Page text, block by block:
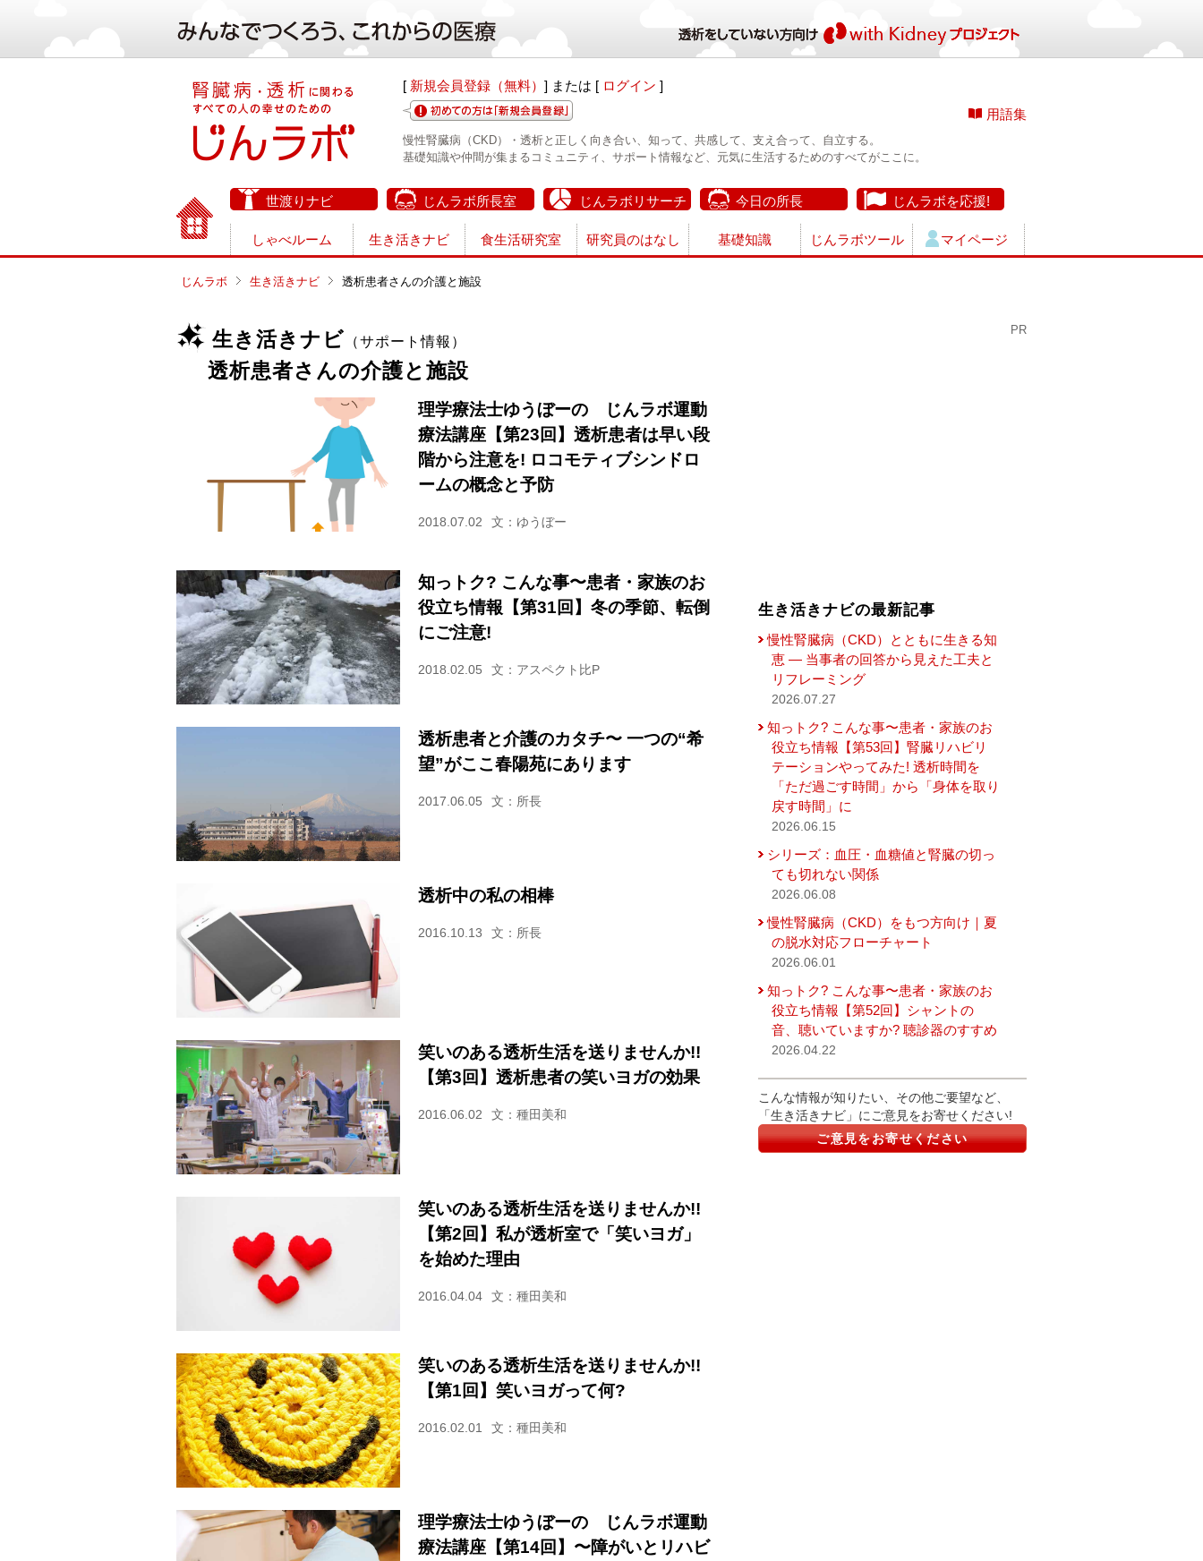
[ 新規会員登録（無料） ] または [ ログイン ]
用語集
慢性腎臓病（CKD）・透析と正しく向き合い、知って、共感して、支え合って、自立する。
基礎知識や仲間が集まるコミュニティ、サポート情報など、元気に生活するためのすべてがここに。
世渡りナビ じんラボ所長室 じんラボリサーチ 今日の所長 じんラボを応援!
しゃべルーム 生き活きナビ 食生活研究室 研究員のはなし 基礎知識 じんラボツール マイページ
じんラボ 生き活きナビ 透析患者さんの介護と施設
生き活きナビ （サポート情報）
透析患者さんの介護と施設
理学療法士ゆうぼーの じんラボ運動
療法講座【第23回】透析患者は早い段
階から注意を! ロコモティブシンドロ
ームの概念と予防
2018.07.02 文：ゆうぼー
知っトク? こんな事〜患者・家族のお
役立ち情報【第31回】冬の季節、転倒
にご注意!
2018.02.05 文：アスペクト比P
透析患者と介護のカタチ〜 一つの“希
望”がここ春陽苑にあります
2017.06.05 文：所長
透析中の私の相棒
2016.10.13 文：所長
笑いのある透析生活を送りませんか!!
【第3回】透析患者の笑いヨガの効果
2016.06.02 文：種田美和
笑いのある透析生活を送りませんか!!
【第2回】私が透析室で「笑いヨガ」
を始めた理由
2016.04.04 文：種田美和
笑いのある透析生活を送りませんか!!
【第1回】笑いヨガって何?
2016.02.01 文：種田美和
理学療法士ゆうぼーの じんラボ運動
療法講座【第14回】〜障がいとリハビ
PR
生き活きナビの最新記事
慢性腎臓病（CKD）とともに生きる知
恵 — 当事者の回答から見えた工夫と
リフレーミング
2026.07.27
知っトク? こんな事〜患者・家族のお
役立ち情報【第53回】腎臓リハビリ
テーションやってみた! 透析時間を
「ただ過ごす時間」から「身体を取り
戻す時間」に
2026.06.15
シリーズ：血圧・血糖値と腎臓の切っ
ても切れない関係
2026.06.08
慢性腎臓病（CKD）をもつ方向け｜夏
の脱水対応フローチャート
2026.06.01
知っトク? こんな事〜患者・家族のお
役立ち情報【第52回】シャントの
音、聴いていますか? 聴診器のすすめ
2026.04.22
こんな情報が知りたい、その他ご要望など、
「生き活きナビ」にご意見をお寄せください!
ご意見をお寄せください